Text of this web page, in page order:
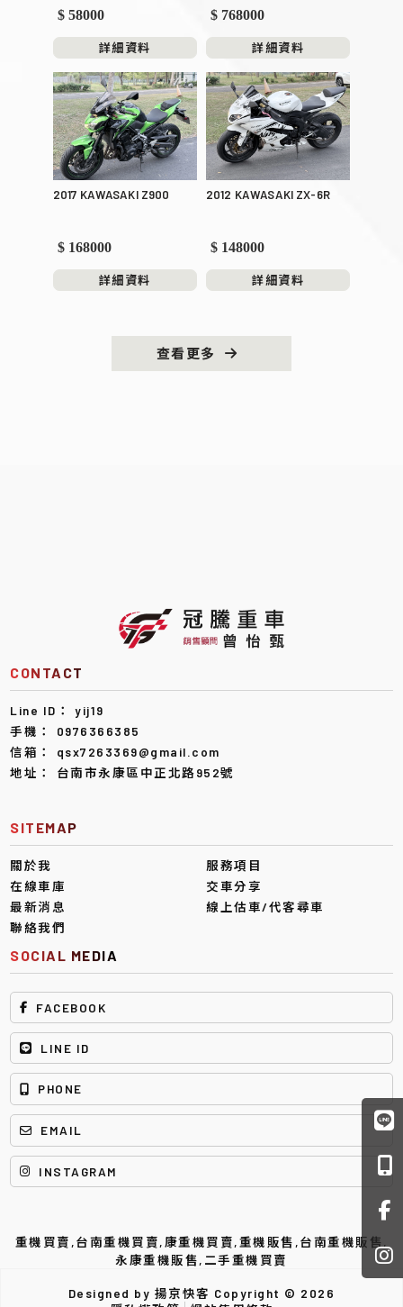
$ 58000
詳細資料
$ 768000
詳細資料
2017 KAWASAKI Z900
$ 168000
詳細資料
2012 KAWASAKI ZX-6R
$ 148000
詳細資料
查看更多
yij19
0976366385
qsx7263369@gmail.com
台南市永康區中正北路952號
關於我
服務項目
在線車庫
交車分享
最新消息
線上估車/代客尋車
聯絡我們
重機買賣 台南重機買賣 康重機買賣 重機販售 台南重機販售
永康重機販售 二手重機買賣
Designed by 揚京快客 Copyright © 2026